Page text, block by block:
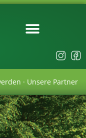
· Unsere Partner